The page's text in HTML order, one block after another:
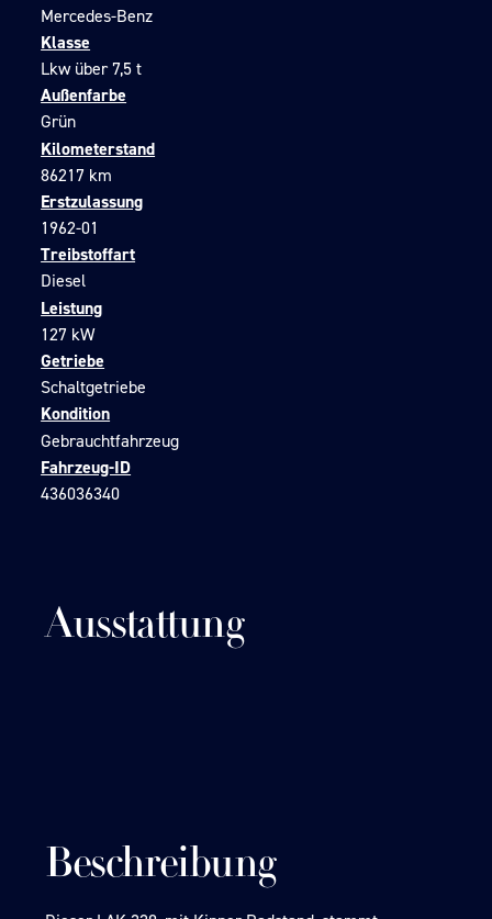
Mercedes-Benz
Klasse
Lkw über 7,5 t
Außenfarbe
Grün
Kilometerstand
86217 km
Erstzulassung
1962-01
Treibstoffart
Diesel
Leistung
127 kW
Getriebe
Schaltgetriebe
Kondition
Gebrauchtfahrzeug
Fahrzeug-ID
436036340
Ausstattung
Beschreibung